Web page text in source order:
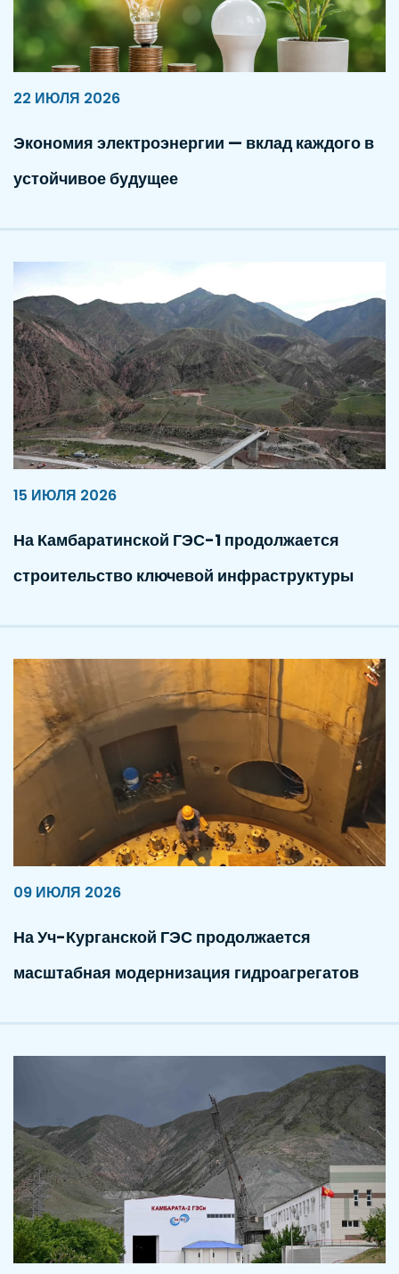
22 ИЮЛЯ 2026
Экономия электроэнергии — вклад каждого в
устойчивое будущее
15 ИЮЛЯ 2026
На Камбаратинской ГЭС-1 продолжается
строительство ключевой инфраструктуры
09 ИЮЛЯ 2026
На Уч-Курганской ГЭС продолжается
масштабная модернизация гидроагрегатов